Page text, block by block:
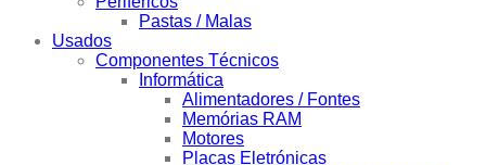
Pastas / Malas
Usados
Componentes Técnicos
Informática
Alimentadores / Fontes
Memórias RAM
Motores
Placas Eletrónicas